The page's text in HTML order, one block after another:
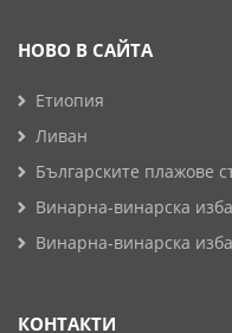
НОВО В САЙТА
Етиопия
Ливан
Българските плажове
Винарна-винарска
Винарна-винарска
КОНТАКТИ